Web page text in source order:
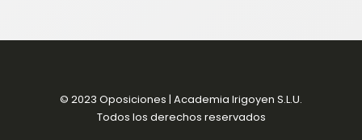
© 2023 Oposiciones | Academia Irigoyen S.L.U.
Todos los derechos reservados